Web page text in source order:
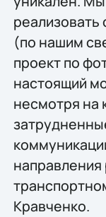
(по нашим
проект по
настоящий
несмотря на
направления
Кравченко.